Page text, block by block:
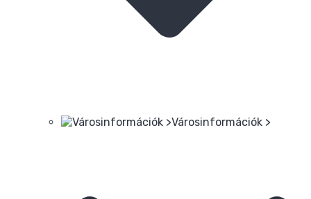
Városinformációk >